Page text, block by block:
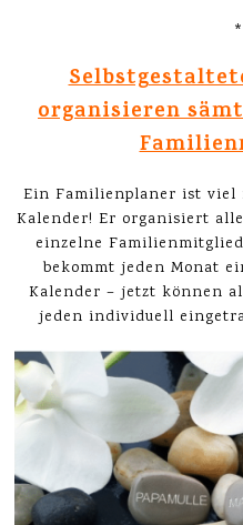
organisieren
Ein Familienplaner ist
Kalender! Er organisiert
einzelne
bekommt jeden Monat
Kalender – jetzt können
jeden individuell